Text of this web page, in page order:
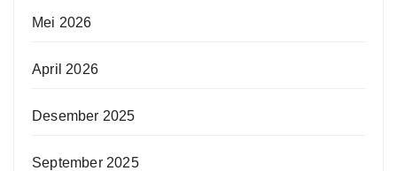
Mei 2026
April 2026
Desember 2025
September 2025